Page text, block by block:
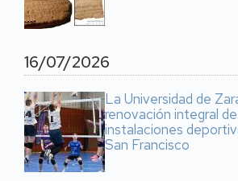
16/07/2026
La Universidad de
renovación integral
instalaciones
San Francisco